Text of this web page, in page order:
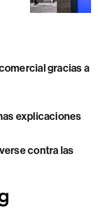
gracias a
explicaciones
contra las